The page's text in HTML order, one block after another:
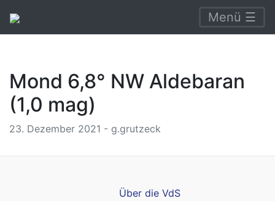
Menü ☰
Mond 6,8° NW Aldebaran
(1,0 mag)
23. Dezember 2021 - g.grutzeck
Über die VdS